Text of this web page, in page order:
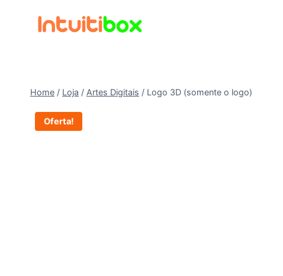
Home / Loja / Artes Digitais / Logo 3D (somente o logo)
Oferta!